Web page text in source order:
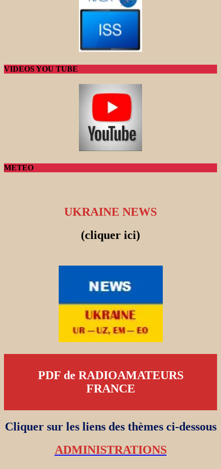
VIDEOS YOU TUBE
METEO
UKRAINE NEWS
(cliquer ici)
PDF de RADIOAMATEURS
FRANCE
Cliquer sur les liens des thèmes ci-dessous
ADMINISTRATIONS